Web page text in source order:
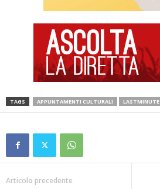
TAGS APPUNTAMENTI CULTURALI LASTMINUTE
Articolo precedente